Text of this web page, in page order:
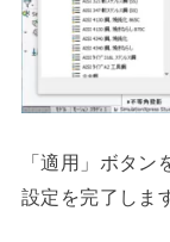
「適用」ボタ
設定を完了しま